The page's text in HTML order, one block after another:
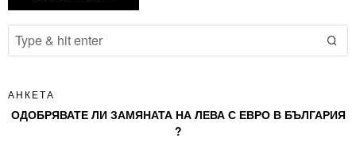
АНКЕТА
ОДОБРЯВАТЕ ЛИ ЗАМЯНАТА НА ЛЕВА С ЕВРО В БЪЛГАРИЯ
?